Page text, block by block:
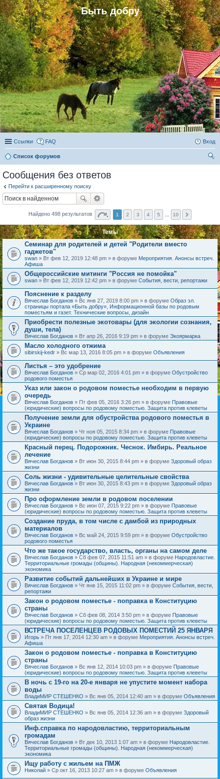
Быть добру
Ссылки FAQ Вход
Список форумов
Сообщения без ответов
Перейти к расширенному поиску
Найдено 498 результатов 1 2 3 4 5 10
Темы
Семинар для родителей и детей "Родители вместо
гаджетов"
swan » Вт фев 12, 2019 12:48 pm » в форуме Мероприятия. Анонсы встреч.
Афиша
Общероссийские митинги "Россия не помойка"
swan » Вт фев 12, 2019 12:42 pm » в форуме События, вести, репортажи
Пояснение к разделу
Вячеслав Богданов » Вс янв 27, 2019 8:00 pm » в форуме Образ эл.
страницы портала «Быть добру», Информационной базы по родовым
поместьям и газет. Технические вопросы, дизайн
Приобрести полезные экотовары (для экологии сознания,
души, тела)
Вячеслав Богданов » Вт апр 26, 2016 9:19 pm » в форуме Экоярмарка
Масло холодного отжима
sibirskij-kedr » Вс мар 13, 2016 8:05 pm » в форуме Объявления
Листья – это удобрение
Вячеслав Богданов » Ср мар 02, 2016 4:01 pm » в форуме Обустройство
родового поместья
Указ или закон о родовом поместье необходим в первую
очередь
Вячеслав Богданов » Пт фев 05, 2016 3:26 pm » в форуме Правовые
(юридические) вопросы по родовому поместью. Защита против клеветы
Получение земли для обустройства родового поместья в
Украине
Вячеслав Богданов » Чт ноя 05, 2015 8:34 pm » в форуме Правовые
(юридические) вопросы по родовому поместью. Защита против клеветы
Красный перец. Подорожник. Чеснок. Имбирь. Реальное
лечение
Вячеслав Богданов » Вт июн 30, 2015 8:44 pm » в форуме Здоровый образ
жизни
Соль жизни - удивительные целительные свойства
Вячеслав Богданов » Вт июн 30, 2015 8:43 pm » в форуме Здоровый образ
жизни
Про оформление земли в родовом поселении
Вячеслав Богданов » Вс июн 07, 2015 9:22 pm » в форуме Правовые
(юридические) вопросы по родовому поместью. Защита против клеветы
Создание пруда, в том числе с дамбой из природных
материалов
Вячеслав Богданов » Вс май 24, 2015 9:59 pm » в форуме Обустройство
родового поместья
Что же такое государство, власть, органы на самом деле
Вячеслав Богданов » Сб фев 07, 2015 11:51 am » в форуме Народовластие.
Территориальные громады (общины). Народная (некоммерческая)
экономика
Развитие событий дальнейших в Украине и мире
Вячеслав Богданов » Чт янв 15, 2015 11:02 pm » в форуме События, вести,
репортажи
Закон о родовом поместье - поправка в Конституцию
страны
Вячеслав Богданов » Сб фев 08, 2014 3:50 pm » в форуме Правовые
(юридические) вопросы по родовому поместью. Защита против клеветы
ВСТРЕЧА ПОСЕЛЕНЦЕВ РОДОВЫХ ПОМЕСТИЙ 25 ЯНВАРЯ
Игорь » Пт янв 17, 2014 12:30 am » в форуме Мероприятия. Анонсы встреч.
Афиша
Закон о родовом поместье - поправка в Конституцию
страны
Вячеслав Богданов » Вс янв 12, 2014 10:03 pm » в форуме Правовые
(юридические) вопросы по родовому поместью. Защита против клеветы
В ночь с 19-го на 20-е января не упустите момент набора
воды
ВладиМИР СТЕШЕНКО » Вс янв 05, 2014 12:40 am » в форуме Объявления
Святая Водица!
ВладиМИР СТЕШЕНКО » Вс янв 05, 2014 12:36 am » в форуме Здоровый
образ жизни
Инф.справка по народовластию, территориальным
громадам
Вячеслав Богданов » Вт дек 10, 2013 1:07 am » в форуме Народовластие.
Территориальные громады (общины). Народная (некоммерческая)
экономика
Ищу работу с жильем на ПМЖ
Николай » Ср окт 16, 2013 10:27 am » в форуме Объявления